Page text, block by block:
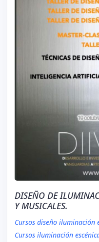
DISEÑO DE
Y MUSICALES.
Cursos diseño iluminación
Cursos iluminación